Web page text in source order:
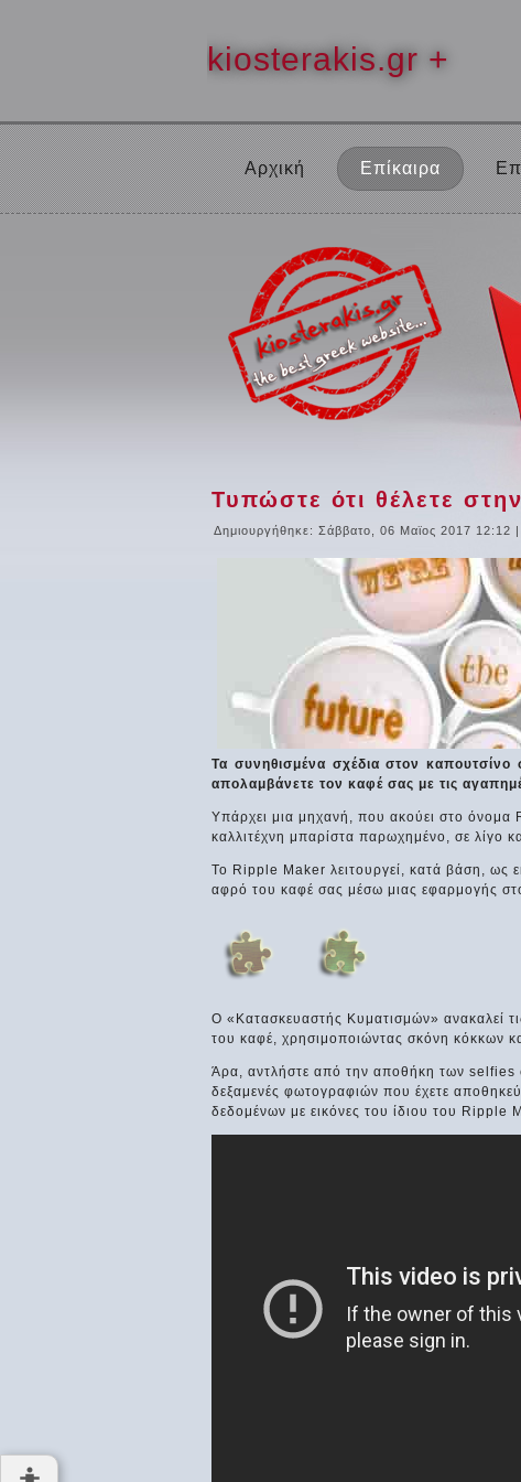
kiosterakis.gr +
Αρχική Επίκαιρα
Τυπώστε ότι θέλετε
Δημιουργήθηκε: Σάββατο, 06 Μαϊος 2017 12:12 |
Τα συνηθισμένα σχέδια στον
απολαμβάνετε τον καφέ σας με τις
Υπάρχει μια μηχανή, που ακούει στο όνομα
καλλιτέχνη μπαρίστα παρωχημένο, σε λίγο
Το Ripple Maker λειτουργεί, κατά βάση, ως
αφρό του καφέ σας μέσω μιας εφαρμογής
Ο «Κατασκευαστής Κυματισμών» ανακαλεί
του καφέ, χρησιμοποιώντας σκόνη κόκκων
Άρα, αντλήστε από την αποθήκη των selfies
δεξαμενές φωτογραφιών που έχετε
δεδομένων με εικόνες του ίδιου του Ripple